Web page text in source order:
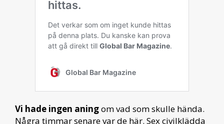
Vi hade ingen aningom vad som skulle hända.
Några timmar senare var de här. Sex civilklädda